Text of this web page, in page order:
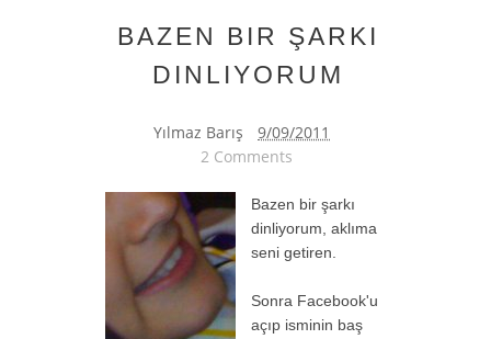
BAZEN BIR ŞARKI
DINLIYORUM
Yılmaz Barış
9/09/2011
2 Comments
Bazen bir şarkı
dinliyorum, aklıma
seni getiren.
Sonra Facebook'u
açıp isminin baş